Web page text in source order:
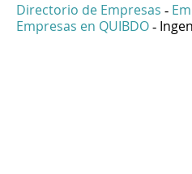
Directorio de Empresas -
Empresas en QUIBDO -